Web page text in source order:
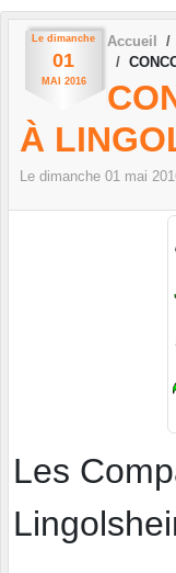
Le dimanche
01
MAI 2016
Accueil
À
Le dimanche 01 mai
Les